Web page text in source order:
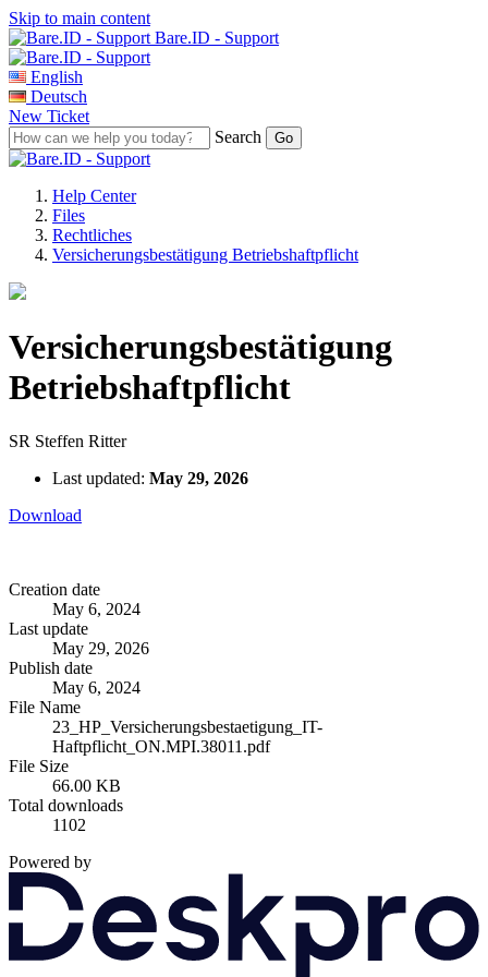
Skip to main content
Bare.ID - Support
English
Deutsch
New Ticket
Search
Help Center
Files
Rechtliches
Versicherungsbestätigung Betriebshaftpflicht
Versicherungsbestätigung
Betriebshaftpflicht
SR Steffen Ritter
Last updated: May 29, 2026
Download
Creation date
May 6, 2024
Last update
May 29, 2026
Publish date
May 6, 2024
File Name
23_HP_Versicherungsbestaetigung_IT-
Haftpflicht_ON.MPI.38011.pdf
File Size
66.00 KB
Total downloads
1102
Powered by